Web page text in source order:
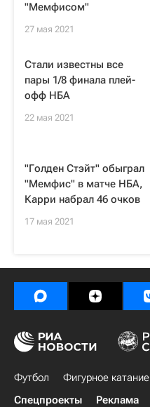
"Мемфисом"
27 мая 2021
Стали известны все
пары 1/8 финала плей-
офф НБА
22 мая 2021
"Голден Стэйт" обыграл
"Мемфис" в матче НБА,
Карри набрал 46 очков
17 мая 2021
Футбол Фигурное катание
Спецпроекты
Реклама